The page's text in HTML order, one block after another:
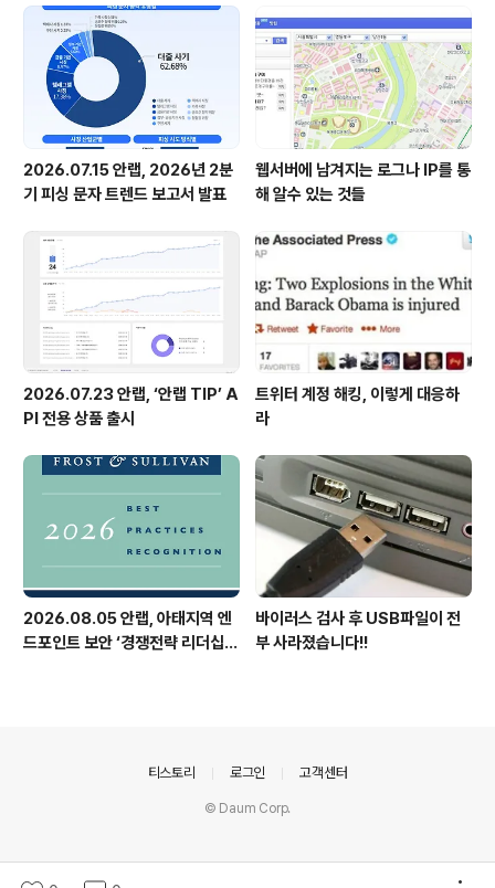
2026.07.15 안랩, 2026년 2분
기 피싱 문자 트렌드 보고서 발표
웹서버에 남겨지는 로그나 IP를 통
해 알수 있는 것들
2026.07.23 안랩, ‘안랩 TIP’ A
PI 전용 상품 출시
트위터 계정 해킹, 이렇게 대응하
라
2026.08.05 안랩, 아태지역 엔
드포인트 보안 ‘경쟁전략 리더십’
바이러스 검사 후 USB파일이 전
부 사라졌습니다!!
티스토리 로그인 고객센터
© Daum Corp.